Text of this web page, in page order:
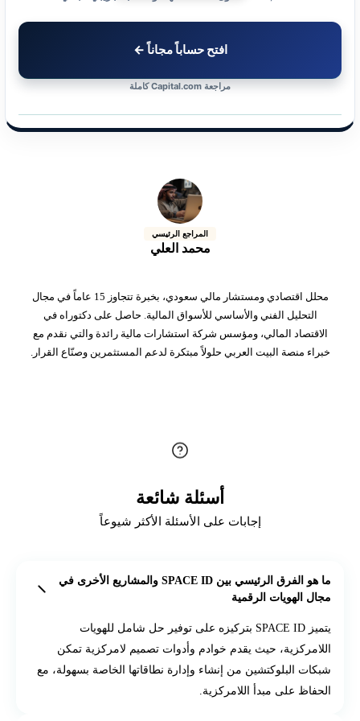
افتح حساباً مجاناً ←
مراجعة Capital.com كاملة
المراجع الرئيسي
محمد العلي
محلل اقتصادي ومستشار مالي سعودي، بخبرة تتجاوز 15 عاماً في مجال
التحليل الفني والأساسي للأسواق المالية. حاصل على دكتوراه في
الاقتصاد المالي، ومؤسس شركة استشارات مالية رائدة والتي نقدم مع
خبراء منصة البيت العربي حلولاً مبتكرة لدعم المستثمرين وصنّاع القرار.
أسئلة شائعة
إجابات على الأسئلة الأكثر شيوعاً
ما هو الفرق الرئيسي بين SPACE ID والمشاريع الأخرى في
مجال الهويات الرقمية
يتميز SPACE ID بتركيزه على توفير حل شامل للهويات
اللامركزية، حيث يقدم خوادم وأدوات تصميم لامركزية تمكن
شبكات البلوكتشين من إنشاء وإدارة نطاقاتها الخاصة بسهولة، مع
الحفاظ على مبدأ اللامركزية.